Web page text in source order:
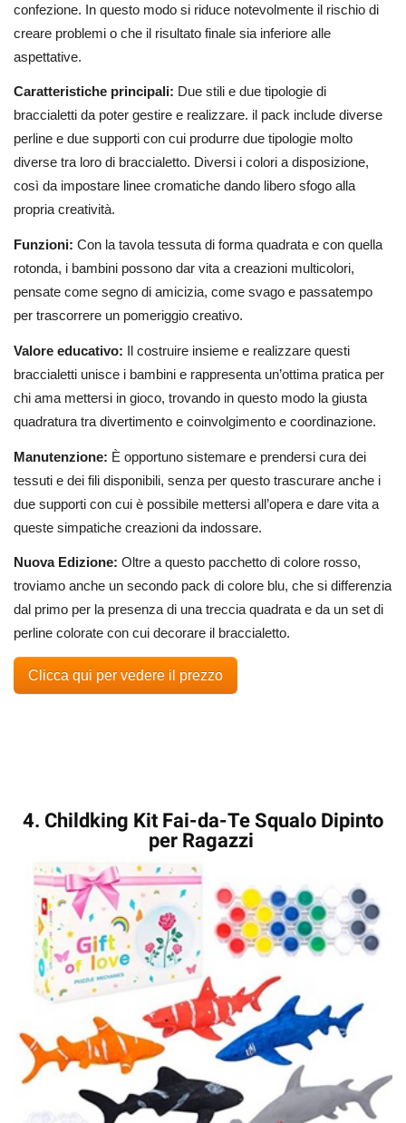
confezione. In questo modo si riduce notevolmente il rischio di
creare problemi o che il risultato finale sia inferiore alle
aspettative.
Caratteristiche principali: Due stili e due tipologie di
braccialetti da poter gestire e realizzare. il pack include diverse
perline e due supporti con cui produrre due tipologie molto
diverse tra loro di braccialetto. Diversi i colori a disposizione,
così da impostare linee cromatiche dando libero sfogo alla
propria creatività.
Funzioni: Con la tavola tessuta di forma quadrata e con quella
rotonda, i bambini possono dar vita a creazioni multicolori,
pensate come segno di amicizia, come svago e passatempo
per trascorrere un pomeriggio creativo.
Valore educativo: Il costruire insieme e realizzare questi
braccialetti unisce i bambini e rappresenta un’ottima pratica per
chi ama mettersi in gioco, trovando in questo modo la giusta
quadratura tra divertimento e coinvolgimento e coordinazione.
Manutenzione: È opportuno sistemare e prendersi cura dei
tessuti e dei fili disponibili, senza per questo trascurare anche i
due supporti con cui è possibile mettersi all’opera e dare vita a
queste simpatiche creazioni da indossare.
Nuova Edizione: Oltre a questo pacchetto di colore rosso,
troviamo anche un secondo pack di colore blu, che si differenzia
dal primo per la presenza di una treccia quadrata e da un set di
perline colorate con cui decorare il braccialetto.
Clicca qui per vedere il prezzo
4. Childking Kit Fai-da-Te Squalo Dipinto
per Ragazzi